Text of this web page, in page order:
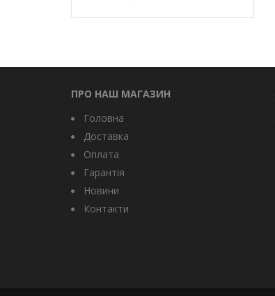
ПРО НАШ МАГАЗИН
Головна
Доставка
Оплата
Гарантія
Новини
Контакти